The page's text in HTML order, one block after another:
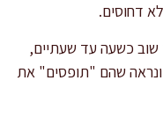
דחוסים.
שוב כשעה עד שעתיים,
שהם "תופסים" את